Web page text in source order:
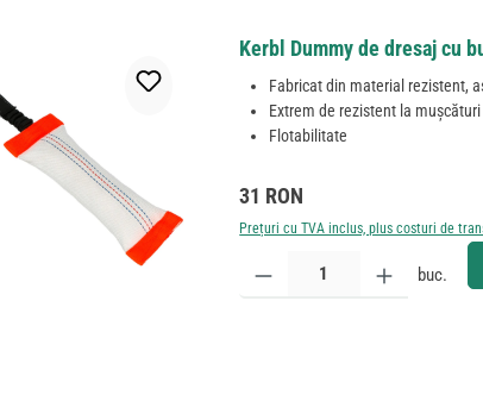
Kerbl Dummy de dresaj cu
Fabricat din material rezistent,
Extrem de rezistent la
Flotabilitate
Preț obișnuit:
31 RON
Prețuri cu TVA inclus, plus costuri de
Cantitate produs: Introduceți
buc.